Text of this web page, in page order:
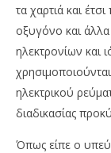
τα χαρτιά και
οξυγόνο και άλλα
ηλεκτρονίων και
ηλεκτρικού
διαδικασίας
Όπως είπε ο